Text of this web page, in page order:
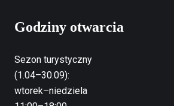
Godziny otwarcia
Sezon turystyczny
(1.04–30.09):
wtorek–niedziela